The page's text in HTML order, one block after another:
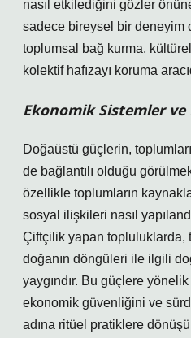
nasıl etkilediğini gözler
sadece bireysel bir deneyim
toplumsal bağ kurma,
kolektif hafızayı koruma
Ekonomik Sistemler
Doğaüstü güçlerin,
de bağlantılı olduğu
özellikle toplumların
sosyal ilişkileri nasıl
Çiftçilik yapan topluluklarda,
doğanın döngüleri ile ilgili
yaygındır. Bu güçlere
ekonomik güvenliğini ve
adına ritüel pratiklere